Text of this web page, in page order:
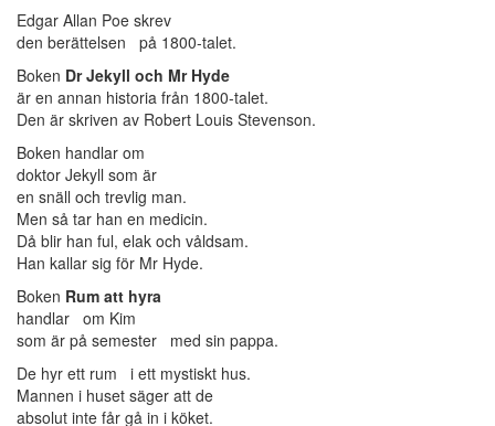
Edgar Allan Poe skrev
den berättelsen på 1800-talet.
Boken Dr Jekyll och Mr Hyde
är en annan historia från 1800-talet.
Den är skriven av Robert Louis Stevenson.
Boken handlar om
doktor Jekyll som är
en snäll och trevlig man.
Men så tar han en medicin.
Då blir han ful, elak och våldsam.
Han kallar sig för Mr Hyde.
Boken Rum att hyra
handlar om Kim
som är på semester med sin pappa.
De hyr ett rum i ett mystiskt hus.
Mannen i huset säger att de
absolut inte får gå in i köket.